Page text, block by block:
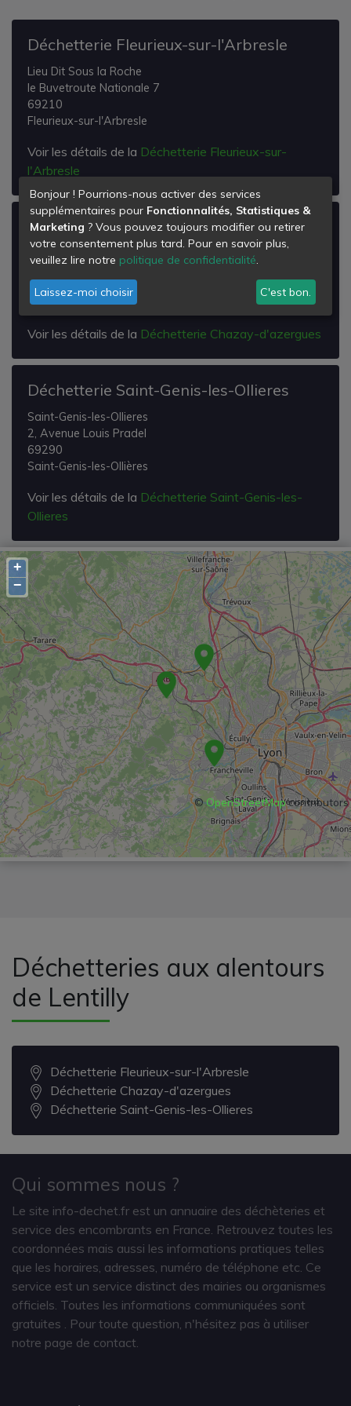
Déchetterie Fleurieux-sur-l'Arbresle
Lieu Dit Sous la Roche
le Buvetroute Nationale 7
69210
Fleurieux-sur-l'Arbresle
Voir les détails de la Déchetterie Fleurieux-sur-
l'Arbresle
Déchetterie Chazay-d'azergues
les Petites Culattes
Route de Saint Antoine
69380
Chazay-d'Azergues
Voir les détails de la Déchetterie Chazay-d'azergues
Déchetterie Saint-Genis-les-Ollieres
Saint-Genis-les-Ollieres
2, Avenue Louis Pradel
69290
Saint-Genis-les-Ollières
Voir les détails de la Déchetterie Saint-Genis-les-
Ollieres
+
−
©OpenStreetMapcontributors
Déchetteries aux alentours
de Lentilly
Déchetterie Fleurieux-sur-l'Arbresle
Déchetterie Chazay-d'azergues
Déchetterie Saint-Genis-les-Ollieres
Qui sommes nous ?
Le site info-dechet.fr est un annuaire des déchèteries et
service des encombrants en France. Retrouvez toutes les
coordonnées mais aussi les informations pratiques telles
que les horaires, adresses, numéro de téléphone etc. Ce
service est un service distinct des mairies ou organismes
officiels. Toutes les informations communiquées sont
gratuites
. Pour toute question, n'hésitez pas à utiliser
notre page de contact.
Bonjour ! Pourrions-nous activer des services
supplémentaires pour Fonctionnalités, Statistiques &
Marketing ? Vous pouvez toujours modifier ou retirer
votre consentement plus tard. Pour en savoir plus,
veuillez lire notre politique de confidentialité.
Laissez-moi choisir C'est bon.